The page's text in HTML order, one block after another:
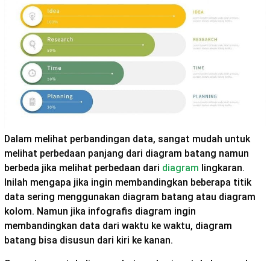
Dalam melihat perbandingan data, sangat mudah untuk
melihat perbedaan panjang dari diagram batang namun
berbeda jika melihat perbedaan dari diagram lingkaran.
Inilah mengapa jika ingin membandingkan beberapa titik
data sering menggunakan diagram batang atau diagram
kolom. Namun jika infografis diagram ingin
membandingkan data dari waktu ke waktu, diagram
batang bisa disusun dari kiri ke kanan.